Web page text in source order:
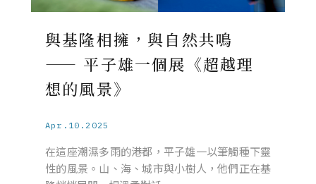
與基隆相擁，與自然共鳴
—— 平子雄一個展《超越理
想的風景》
Apr.10.2025
在這座潮濕多雨的港都，平子雄一以筆觸種下靈
性的風景。山、海、城市與小樹人，他們正在基